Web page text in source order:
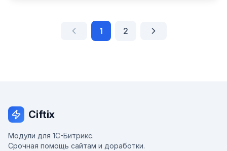
1 2
Ciftix
Модули для 1С-Битрикс.
Срочная помощь сайтам и доработки.